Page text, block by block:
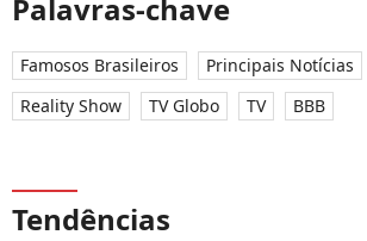
Palavras-chave
Famosos Brasileiros Principais Notícias
Reality Show
TV Globo TV BBB
Tendências